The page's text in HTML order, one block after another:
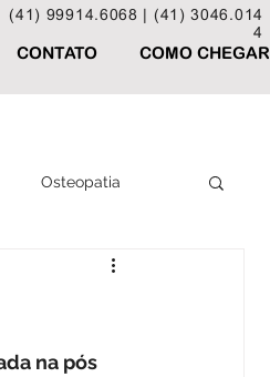
CONTATO COMO CHEGAR
(41) 99914.6068 | (41) 3046.014
4
Osteopatia
na pós